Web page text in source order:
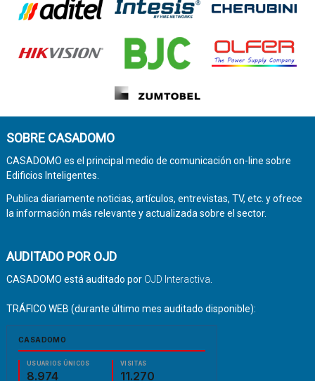
SOBRE CASADOMO
CASADOMO es el principal medio de comunicación on-line sobre
Edificios Inteligentes.
Publica diariamente noticias, artículos, entrevistas, TV, etc. y ofrece
la información más relevante y actualizada sobre el sector.
AUDITADO POR OJD
CASADOMO está auditado por OJD Interactiva
TRÁFICO WEB (durante último mes auditado disponible):